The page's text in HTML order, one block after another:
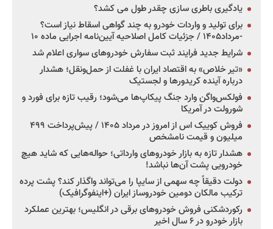
یادگیری باطری سازی چقدر طول می کشد؟
برای تولید و واردات خودرو به چند گواهی اسقاط نیاز است؟
-مرداد۱۴۰۵ / جزئیات کامل اصلاحیه آیین‌نامه اجرایی ماده ۱۰
شرایط جدید فرایند ثبت سفارش خودروهای سواری اعلام شد
«تیر خلاص» به اقتصاد ایران با غفلت از حمل‌ونقل؛ هشدار
درباره آینده کریدورها و لجستیک
فولکس‌واگن وارد جنگ پیکاپ‌ها می‌شود؛ رقیب تازه برای فورد و
شورولت در آمریکا
فروش کوییک اس از امروز در مرداد ۱۴۰۵ / پیش‌پرداخت ۴۹۹
میلیون و قیمت نامشخص
هشدار تازه به بازار خودروهای وارداتی؛ حواله‌هایی که شاید هیچ
خودرویی پشت آن‌ها نباشد!
دولت دقیقاً چه سهمی از سایپا را می‌تواند واگذار کند؟ پشت پرده
ترکیب مالکان دومین خودروساز ایران (+اینفوگرافیک)
رکوردشکنی فروش خودروهای برقی در انگلیس؛ بهترین عملکرد
بازار خودرو در ۶ سال اخیر